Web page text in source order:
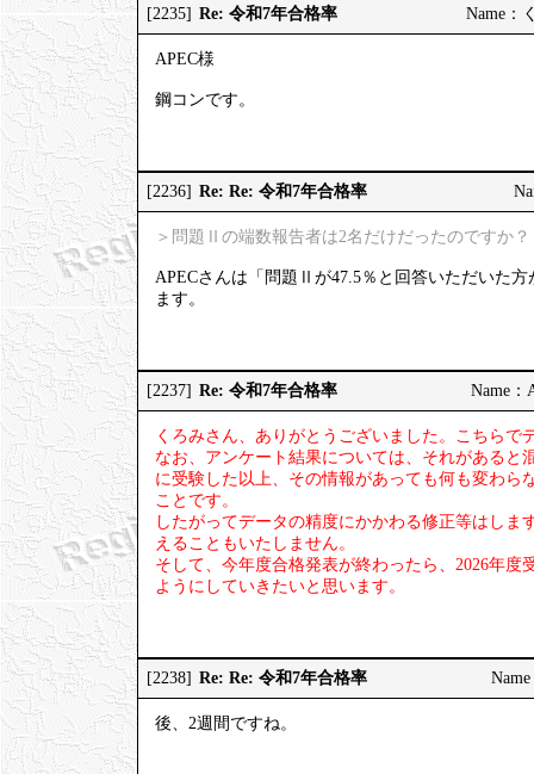
[2235] Re: 令和7年合格率 Name：
APEC様
鋼コンです。
[2236] Re: Re: 令和7年合格率
＞問題Ⅱの端数報告者は2名だけだったのですか？
APECさんは「問題Ⅱが47.5％と回答いただいた
ます。
[2237] Re: 令和7年合格率 Name：
くろみさん、ありがとうございました。こちらで
なお、アンケート結果については、それがある
に受験した以上、その情報があっても何も変わ
ことです。
したがってデータの精度にかかわる修正等はし
えることもいたしません。
そして、今年度合格発表が終わったら、2026年
ようにしていきたいと思います。
[2238] Re: Re: 令和7年合格率
後、2週間ですね。